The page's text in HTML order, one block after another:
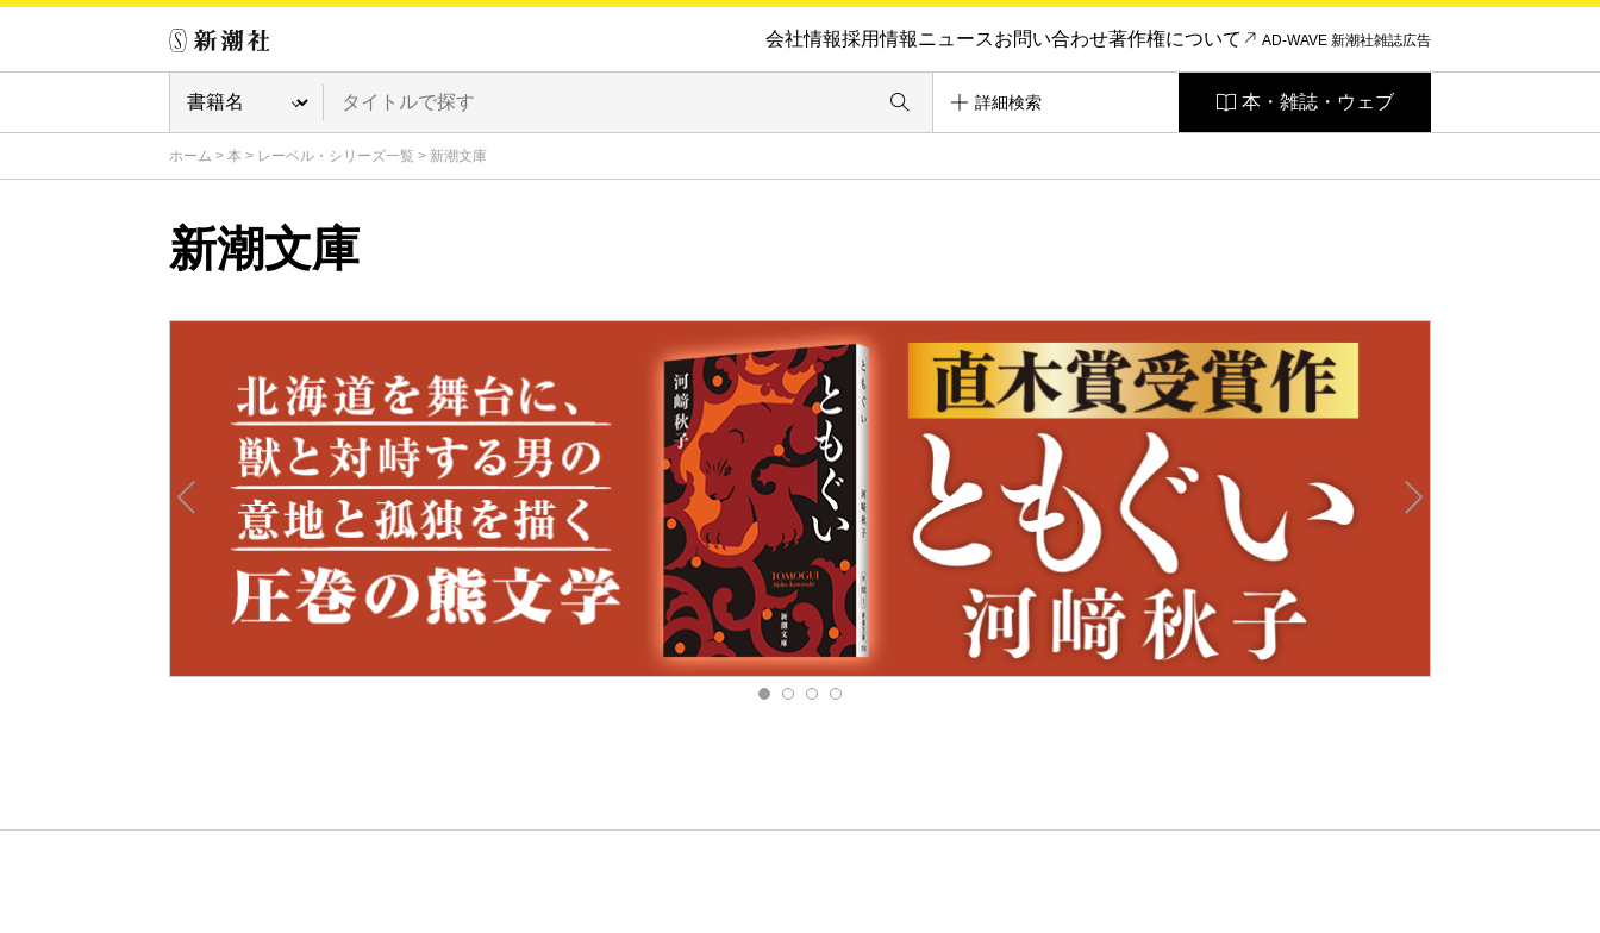
会社情報採用情報ニュースお問い合わせ著作権について AD-WAVE 新潮社雑誌広告
詳細検索 本・雑誌・ウェブ
ホーム > 本 > レーベル・シリーズ一覧 > 新潮文庫
新潮文庫